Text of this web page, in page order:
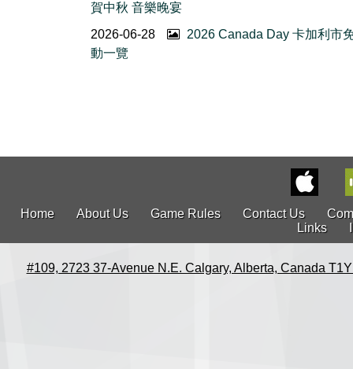
賀中秋 音樂晚宴
2026-06-28
2026 Canada Day 卡加利市
動一覽
Home About Us Game Rules Contact Us
Links
#109, 2723 37-Avenue N.E. Calgary, Alberta, Canada